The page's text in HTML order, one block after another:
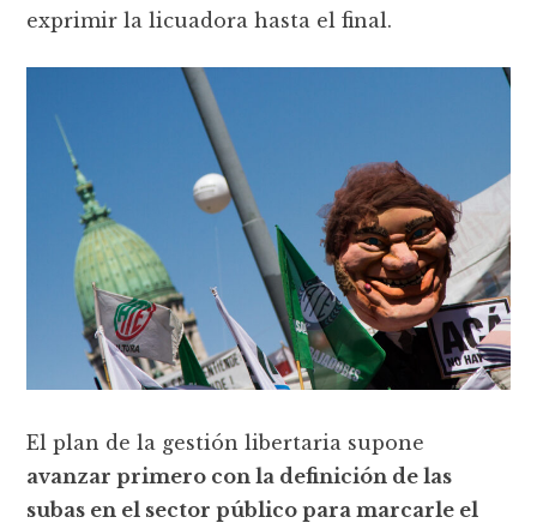
exprimir la licuadora hasta el final.
El plan de la gestión libertaria supone
avanzar primero con la definición de las
subas en el sector público para marcarle el